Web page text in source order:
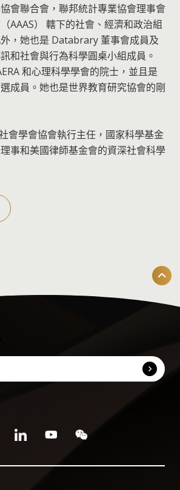
會聯合會，聯邦統計專業協會理事會
AAAS） 轄下的社會、經濟和政治組
，她也是 Databrary 董事會成員及
和社會與行為科學圓桌小組成員。
和心理科學學會的院士，並且是
成員。她也是世界教育研究協會的剛
會學會協會執行主任，國家科學基金
事和美國律師基金會的資深社會科學